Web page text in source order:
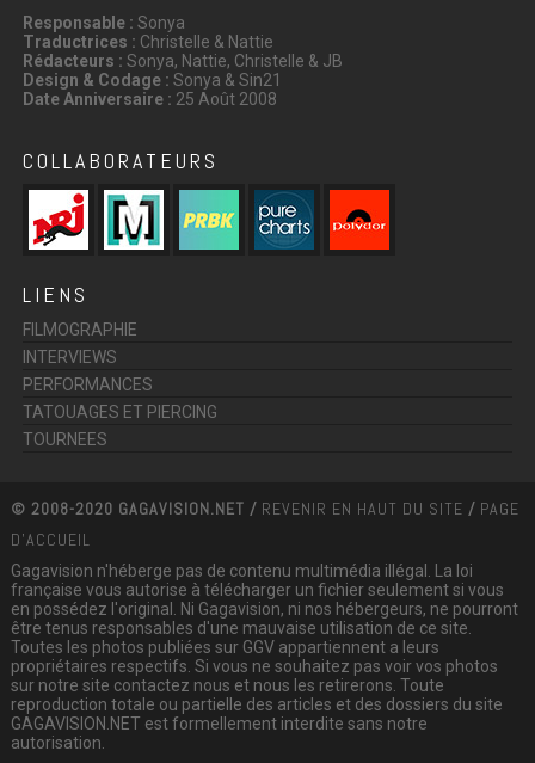
Responsable : Sonya
Traductrices : Christelle & Nattie
Rédacteurs : Sonya, Nattie, Christelle & JB
Design & Codage : Sonya & Sin21
Date Anniversaire : 25 Août 2008
COLLABORATEURS
LIENS
FILMOGRAPHIE
INTERVIEWS
PERFORMANCES
TATOUAGES ET PIERCING
TOURNEES
© 2008-2020 GAGAVISION.NET / REVENIR EN HAUT DU SITE / PAGE
D'ACCUEIL
Gagavision n'héberge pas de contenu multimédia illégal. La loi
française vous autorise à télécharger un fichier seulement si vous
en possédez l'original. Ni Gagavision, ni nos hébergeurs, ne pourront
être tenus responsables d'une mauvaise utilisation de ce site.
Toutes les photos publiées sur GGV appartiennent a leurs
propriétaires respectifs. Si vous ne souhaitez pas voir vos photos
sur notre site contactez nous et nous les retirerons. Toute
reproduction totale ou partielle des articles et des dossiers du site
GAGAVISION.NET est formellement interdite sans notre
autorisation.